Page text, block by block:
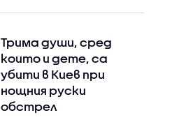
Трима души, сред
които и дете, са
убити в Киев при
нощния руски
обстрел